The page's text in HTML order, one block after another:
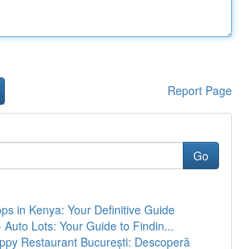
Report Page
Go
in Kenya: Your Definitive Guide
Auto Lots: Your Guide to Findin...
Restaurant București: Descoperă